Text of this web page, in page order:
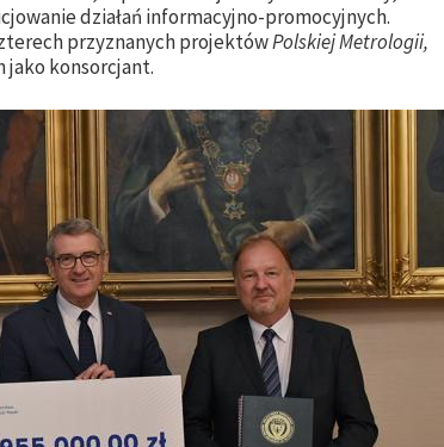
działań informacyjno-promocyjnych.
przyznanych projektówPolskiej Metrologii,
jako konsorcjant.